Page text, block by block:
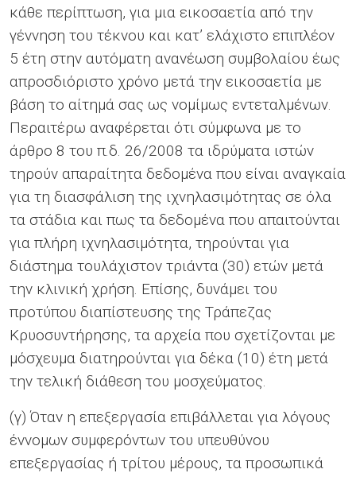
κάθε περίπτωση, για μια εικοσαετία από την
γέννηση του τέκνου και κατ’ ελάχιστο επιπλέον
5 έτη στην αυτόματη ανανέωση συμβολαίου έως
απροσδιόριστο χρόνο μετά την εικοσαετία με
βάση το αίτημά σας ως νομίμως εντεταλμένων.
Περαιτέρω αναφέρεται ότι σύμφωνα με το
άρθρο 8 του π.δ. 26/2008 τα ιδρύματα ιστών
τηρούν απαραίτητα δεδομένα που είναι αναγκαία
για τη διασφάλιση της ιχνηλασιμότητας σε όλα
τα στάδια και πως τα δεδομένα που απαιτούνται
για πλήρη ιχνηλασιμότητα, τηρούνται για
διάστημα τουλάχιστον τριάντα (30) ετών μετά
την κλινική χρήση. Επίσης, δυνάμει του
προτύπου διαπίστευσης της Τράπεζας
Κρυοσυντήρησης, τα αρχεία που σχετίζονται με
μόσχευμα διατηρούνται για δέκα (10) έτη μετά
την τελική διάθεση του μοσχεύματος.
(γ) Όταν η επεξεργασία επιβάλλεται για λόγους
έννομων συμφερόντων του υπευθύνου
επεξεργασίας ή τρίτου μέρους, τα προσωπικά